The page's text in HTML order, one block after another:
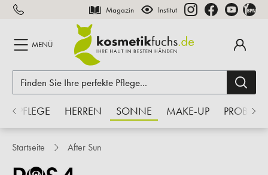
springen Magazin Institut
MENÜ
PFLEGE HERREN SONNE MAKE-UP PROBEN
Startseite After Sun